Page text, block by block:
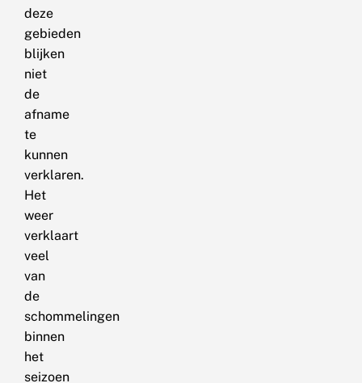
deze
gebieden
blijken
niet
de
afname
te
kunnen
verklaren.
Het
weer
verklaart
veel
van
de
schommelingen
binnen
het
seizoen